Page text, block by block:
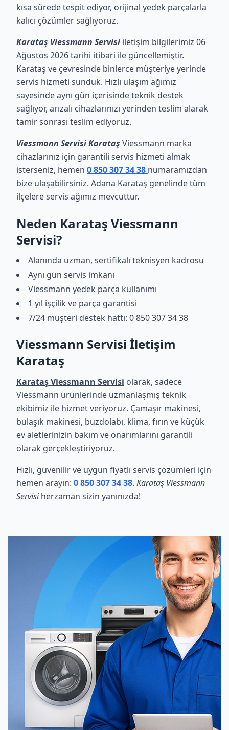
kısa sürede tespit ediyor, orijinal yedek parçalarla
kalıcı çözümler sağlıyoruz.
Karataş Viessmann Servisi iletişim bilgilerimiz 06
Ağustos 2026 tarihi itibari ile güncellemiştir.
Karataş ve çevresinde binlerce müşteriye yerinde
servis hizmeti sunduk. Hızlı ulaşım ağımız
sayesinde aynı gün içerisinde teknik destek
sağlıyor, arızalı cihazlarınızı yerinden teslim alarak
tamir sonrası teslim ediyoruz.
Viessmann Servisi Karataş Viessmann marka
cihazlarınız için garantili servis hizmeti almak
isterseniz, hemen 0 850 307 34 38 numaramızdan
bize ulaşabilirsiniz. Adana Karataş genelinde tüm
ilçelere servis ağımız mevcuttur.
Neden Karataş Viessmann
Servisi?
Alanında uzman, sertifikalı teknisyen kadrosu
Aynı gün servis imkanı
Viessmann yedek parça kullanımı
1 yıl işçilik ve parça garantisi
7/24 müşteri destek hattı: 0 850 307 34 38
Viessmann Servisi İletişim
Karataş
Karataş Viessmann Servisi olarak, sadece
Viessmann ürünlerinde uzmanlaşmış teknik
ekibimiz ile hizmet veriyoruz. Çamaşır makinesi,
bulaşık makinesi, buzdolabı, klima, fırın ve küçük
ev aletlerinizin bakım ve onarımlarını garantili
olarak gerçekleştiriyoruz.
Hızlı, güvenilir ve uygun fiyatlı servis çözümleri için
hemen arayın: 0 850 307 34 38. Karataş Viessmann
Servisiherzaman sizin yanınızda!